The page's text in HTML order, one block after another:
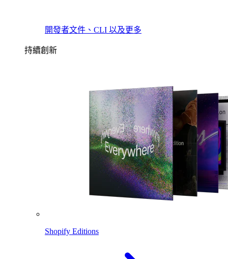
開發者文件、CLI 以及更多
持續創新
Shopify Editions